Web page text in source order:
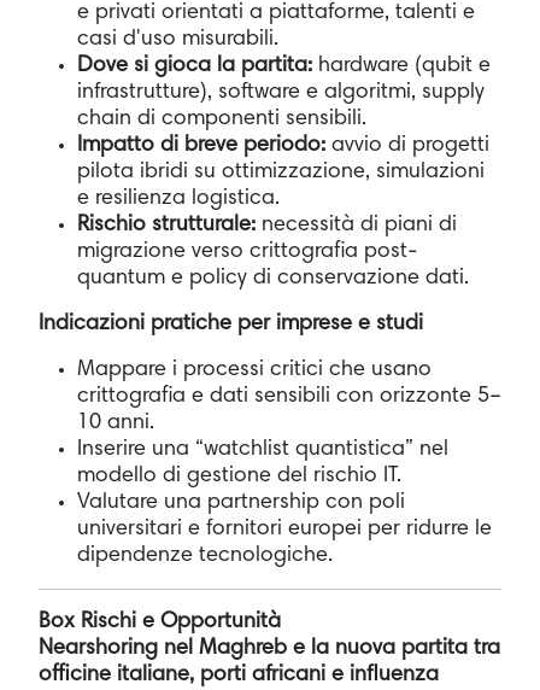
e privati orientati a piattaforme, talenti e
casi d'uso misurabili.
Dove si gioca la partita: hardware (qubit e
infrastrutture), software e algoritmi, supply
chain di componenti sensibili.
Impatto di breve periodo: avvio di progetti
pilota ibridi su ottimizzazione, simulazioni
e resilienza logistica.
Rischio strutturale: necessità di piani di
migrazione verso crittografia post-
quantum e policy di conservazione dati.
Indicazioni pratiche per imprese e studi
Mappare i processi critici che usano
crittografia e dati sensibili con orizzonte 5–
10 anni.
Inserire una “watchlist quantistica” nel
modello di gestione del rischio IT.
Valutare una partnership con poli
universitari e fornitori europei per ridurre le
dipendenze tecnologiche.
Box Rischi e Opportunità
Nearshoring nel Maghreb e la nuova partita tra
officine italiane, porti africani e influenza